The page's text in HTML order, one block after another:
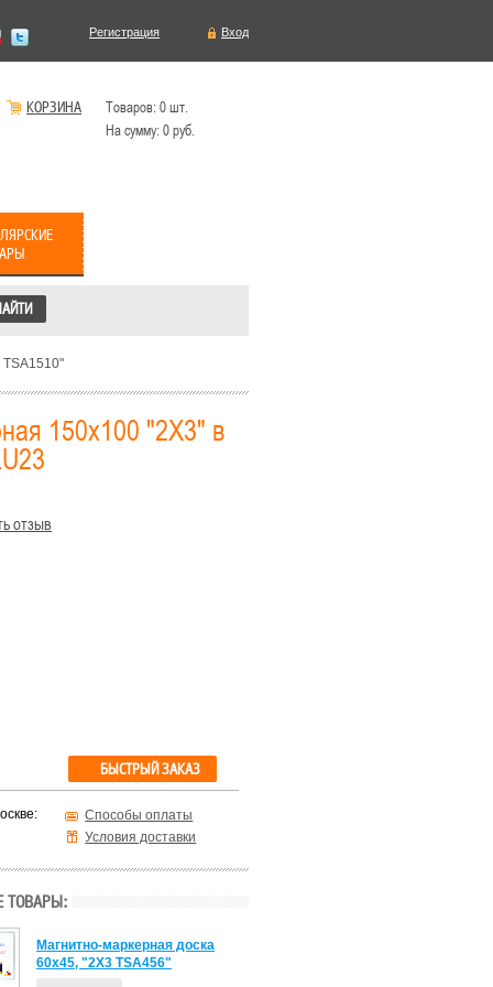
Вход
Регистрация
КОРЗИНА Товаров: 0 шт.
На сумму: 0 руб.
TSA1510"
150x100 "2Х3" в
отзыв
БЫСТРЫЙ ЗАКАЗ
Способы оплаты
Условия доставки
ТОВАРЫ:
Магнитно-маркерная доска
60x45, "2X3 TSA456"